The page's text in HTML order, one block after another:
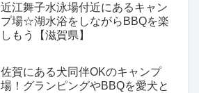
近江舞子水泳場付近にあるキャン
プ場☆湖水浴をしながらBBQを楽
しもう【滋賀県】
佐賀にある犬同伴OKのキャンプ
場！グランピングやBBQを愛犬と